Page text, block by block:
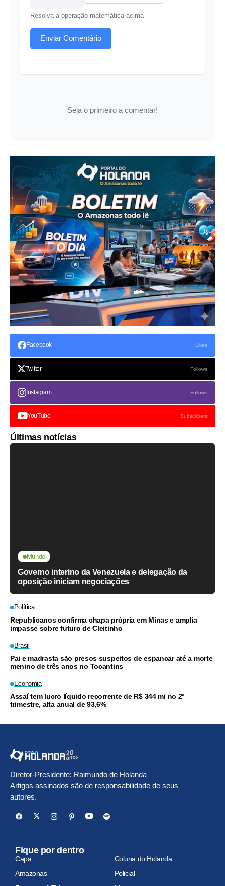
Resolva a operação matemática acima
Enviar Comentário
Seja o primeiro a comentar!
Facebook Likes
Twitter Follows
Instagram Follows
YouTube Subscribers
Últimas notícias
Mundo
Governo interino da Venezuela e delegação da
oposição iniciam negociações
Política
Republicanos confirma chapa própria em Minas e amplia
impasse sobre futuro de Cleitinho
Brasil
Pai e madrasta são presos suspeitos de espancar até a morte
menino de três anos no Tocantins
Economia
Assaí tem lucro líquido recorrente de R$ 344 mi no 2º
trimestre, alta anual de 93,6%
Diretor-Presidente: Raimundo de Holanda
Artigos assinados são de responsabilidade de seus
autores.
Fique por dentro
Capa
Coluna do Holanda
Amazonas
Policial